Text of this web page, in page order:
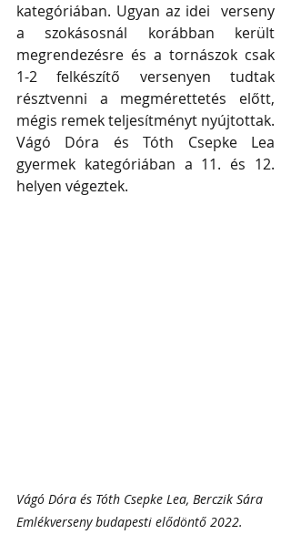
kategóriában. Ugyan az idei  verseny
a szokásosnál korábban került
megrendezésre és a tornászok csak
1-2 felkészítő versenyen tudtak
résztvenni a megmérettetés előtt,
mégis remek teljesítményt nyújtottak.
Vágó Dóra és Tóth Csepke Lea
gyermek kategóriában a 11. és 12.
helyen végeztek.
Vágó Dóra és Tóth Csepke Lea, Berczik Sára
Emlékverseny budapesti elődöntő 2022.